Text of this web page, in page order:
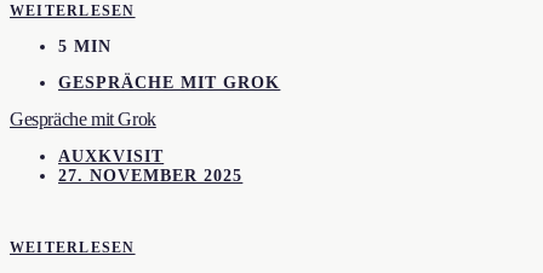
WEITERLESEN
5 MIN
GESPRÄCHE MIT GROK
Gespräche mit Grok
AUXKVISIT
27. NOVEMBER 2025
WEITERLESEN